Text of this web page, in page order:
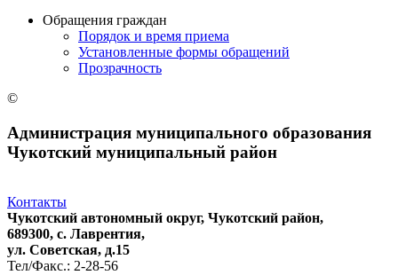
Обращения граждан
Порядок и время приема
Установленные формы обращений
Прозрачность
©
Администрация муниципального образования
Чукотский муниципальный район
Контакты
Чукотский автономный округ, Чукотский район,
689300, с. Лаврентия,
ул. Советская, д.15
Тел/Факс.: 2-28-56